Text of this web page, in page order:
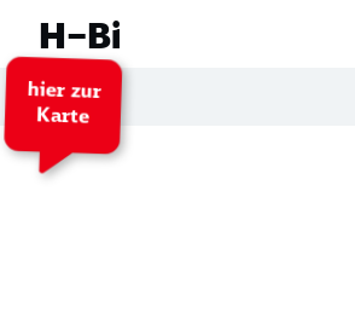
H–Bi
hier zur
Karte